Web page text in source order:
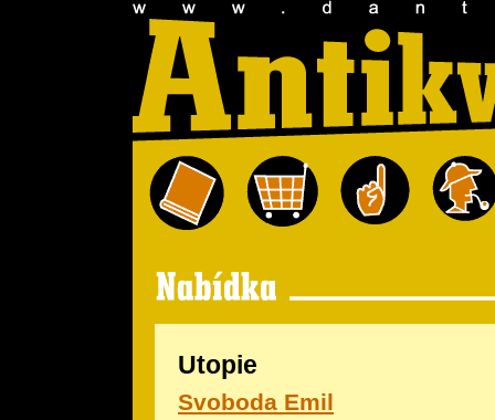
Utopie
Svoboda Emil